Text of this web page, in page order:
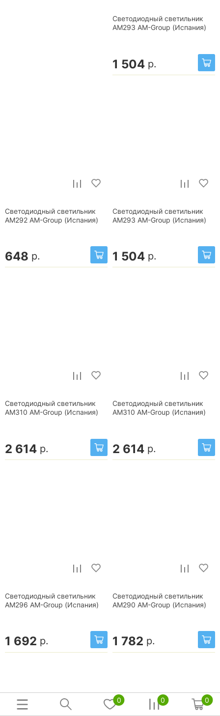
Светодиодный светильник
AM293 AM-Group (Испания)
1 504 р.
Светодиодный светильник
AM292 AM-Group (Испания)
648 р.
Светодиодный светильник
AM293 AM-Group (Испания)
1 504 р.
Светодиодный светильник
AM310 AM-Group (Испания)
2 614 р.
Светодиодный светильник
AM310 AM-Group (Испания)
2 614 р.
Светодиодный светильник
AM296 AM-Group (Испания)
1 692 р.
Светодиодный светильник
AM290 AM-Group (Испания)
1 782 р.
0 0 0